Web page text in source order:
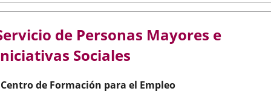
de Personas Mayores e
Sociales
Centro de Formación para el Empleo